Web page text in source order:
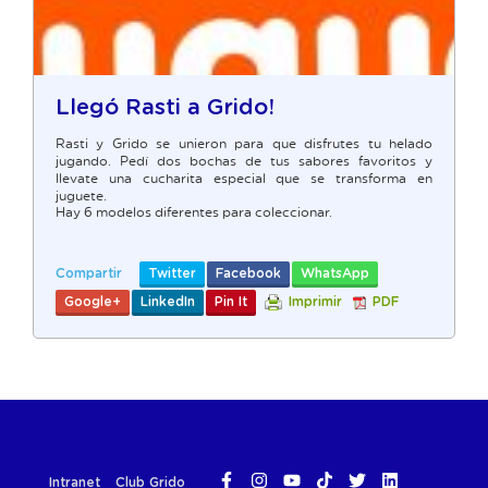
Llegó Rasti a Grido!
Rasti y Grido se unieron para que disfrutes tu helado
jugando. Pedí dos bochas de tus sabores favoritos y
llevate una cucharita especial que se transforma en
juguete.
Hay 6 modelos diferentes para coleccionar.
Compartir Twitter Facebook WhatsApp
Google+ LinkedIn Pin It Imprimir PDF
Intranet Club Grido